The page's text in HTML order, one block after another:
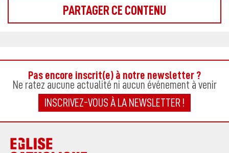
Pas encore inscrit(e) à notre newsletter ?
Ne ratez aucune actualité ni aucun événement à venir
INSCRIVEZ-VOUS À LA NEWSLETTER !